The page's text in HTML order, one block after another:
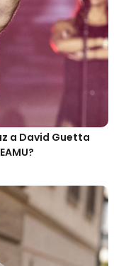
a David Guetta